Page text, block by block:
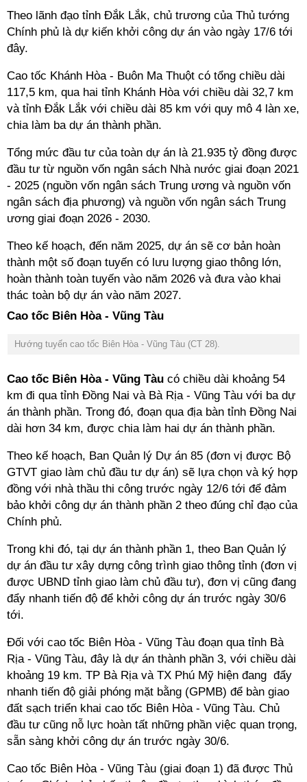
Theo lãnh đạo tỉnh Đắk Lắk, chủ trương của Thủ tướng
Chính phủ là dự kiến khởi công dự án vào ngày 17/6 tới
đây.
Cao tốc Khánh Hòa - Buôn Ma Thuột có tổng chiều dài
117,5 km, qua hai tỉnh Khánh Hòa với chiều dài 32,7 km
và tỉnh Đắk Lắk với chiều dài 85 km với quy mô 4 làn xe,
chia làm ba dự án thành phần.
Tổng mức đầu tư của toàn dự án là 21.935 tỷ đồng được
đầu tư từ nguồn vốn ngân sách Nhà nước giai đoạn 2021
- 2025 (nguồn vốn ngân sách Trung ương và nguồn vốn
ngân sách địa phương) và nguồn vốn ngân sách Trung
ương giai đoạn 2026 - 2030.
Theo kế hoạch, đến năm 2025, dự án sẽ cơ bản hoàn
thành một số đoạn tuyến có lưu lượng giao thông lớn,
hoàn thành toàn tuyến vào năm 2026 và đưa vào khai
thác toàn bộ dự án vào năm 2027.
Cao tốc Biên Hòa - Vũng Tàu
Hướng tuyến cao tốc Biên Hòa - Vũng Tàu (CT 28).
Cao tốc Biên Hòa - Vũng Tàu có chiều dài khoảng 54
km đi qua tỉnh Đồng Nai và Bà Rịa - Vũng Tàu với ba dự
án thành phần. Trong đó, đoạn qua địa bàn tỉnh Đồng Nai
dài hơn 34 km, được chia làm hai dự án thành phần.
Theo kế hoạch, Ban Quản lý Dự án 85 (đơn vị được Bộ
GTVT giao làm chủ đầu tư dự án) sẽ lựa chọn và ký hợp
đồng với nhà thầu thi công trước ngày 12/6 tới để đảm
bảo khởi công dự án thành phần 2 theo đúng chỉ đạo của
Chính phủ.
Trong khi đó, tại dự án thành phần 1, theo Ban Quản lý
dự án đầu tư xây dựng công trình giao thông tỉnh (đơn vị
được UBND tỉnh giao làm chủ đầu tư), đơn vị cũng đang
đẩy nhanh tiến độ để khởi công dự án trước ngày 30/6
tới.
Đối với cao tốc Biên Hòa - Vũng Tàu đoạn qua tỉnh Bà
Rịa - Vũng Tàu, đây là dự án thành phần 3, với chiều dài
khoảng 19 km. TP Bà Rịa và TX Phú Mỹ hiện đang đẩy
nhanh tiến độ giải phóng mặt bằng (GPMB) để bàn giao
đất sạch triển khai cao tốc Biên Hòa - Vũng Tàu. Chủ
đầu tư cũng nỗ lực hoàn tất những phần việc quan trọng,
sẵn sàng khởi công dự án trước ngày 30/6.
Cao tốc Biên Hòa - Vũng Tàu (giai đoạn 1) đã được Thủ